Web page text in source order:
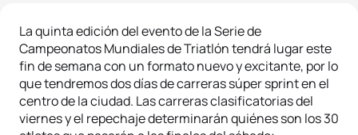
La quinta edición del evento de la Serie de
Campeonatos Mundiales de Triatlón tendrá lugar este
fin de semana con un formato nuevo y excitante, por lo
que tendremos dos días de carreras súper sprint en el
centro de la ciudad. Las carreras clasificatorias del
viernes y el repechaje determinarán quiénes son los 30